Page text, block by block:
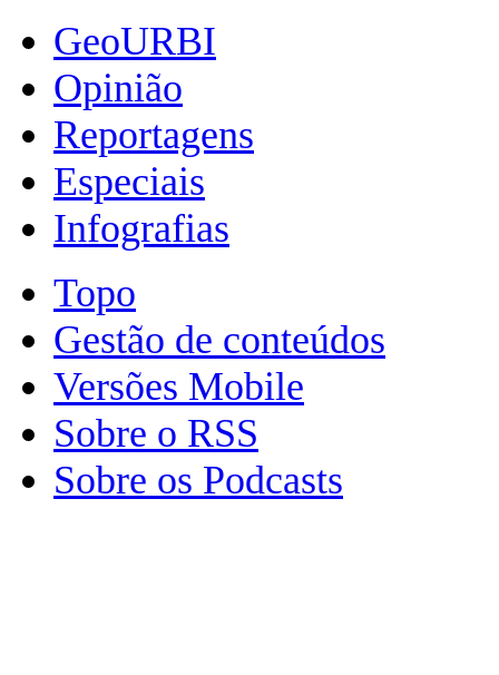
GeoURBI
Opinião
Reportagens
Especiais
Infografias
Topo
Gestão de conteúdos
Versões Mobile
Sobre o RSS
Sobre os Podcasts